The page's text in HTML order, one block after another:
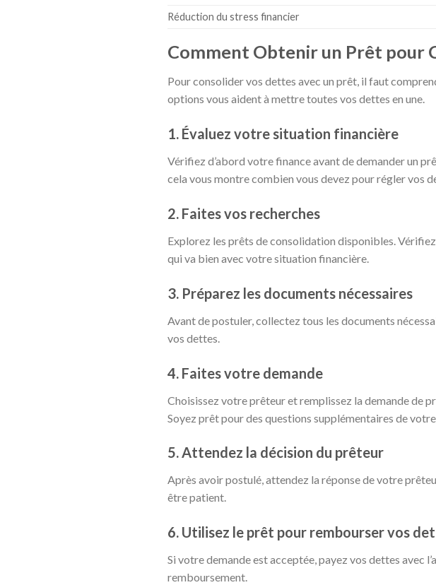
Réduction du stress financier
Comment Obtenir un Prêt pour
Pour consolider vos dettes avec un prêt, il faut
options vous aident à mettre toutes vos dettes en une.
1. Évaluez votre situation financière
Vérifiez d’abord votre finance avant de demander un
cela vous montre combien vous devez pour régler vos
2. Faites vos recherches
Explorez les prêts de consolidation disponibles.
qui va bien avec votre situation financière.
3. Préparez les documents nécessaires
Avant de postuler, collectez tous les documents
vos dettes.
4. Faites votre demande
Choisissez votre prêteur et remplissez la demande de
Soyez prêt pour des questions supplémentaires de
5. Attendez la décision du prêteur
Après avoir postulé, attendez la réponse de votre
être patient.
6. Utilisez le prêt pour rembourser vos
Si votre demande est acceptée, payez vos dettes avec
remboursement.